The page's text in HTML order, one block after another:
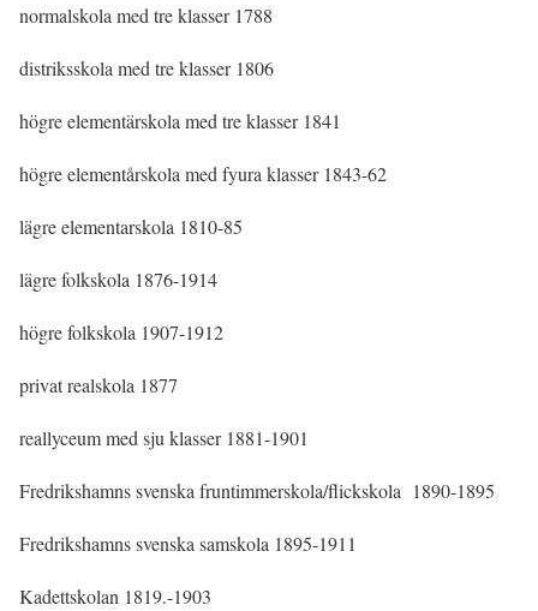
normalskola med tre klasser 1788
distriksskola med tre klasser 1806
högre elementärskola med tre klasser 1841
högre elementårskola med fyura klasser 1843-62
lägre elementarskola 1810-85
lägre folkskola 1876-1914
högre folkskola 1907-1912
privat realskola 1877
reallyceum med sju klasser 1881-1901
Fredrikshamns svenska fruntimmerskola/flickskola 1890-1895
Fredrikshamns svenska samskola 1895-1911
Kadettskolan 1819.-1903